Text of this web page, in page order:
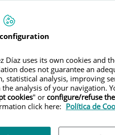
NORMAS DE BUENA PRÁCTICA
Díaz uses its own cookies and
does not guarantee an
statistical analysis, improving
analysis of your navigation.
cookies" or configure/refuse
click here: Política de